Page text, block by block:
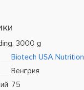
3000 g
Biotech USA Nutrition
Венгрия
75